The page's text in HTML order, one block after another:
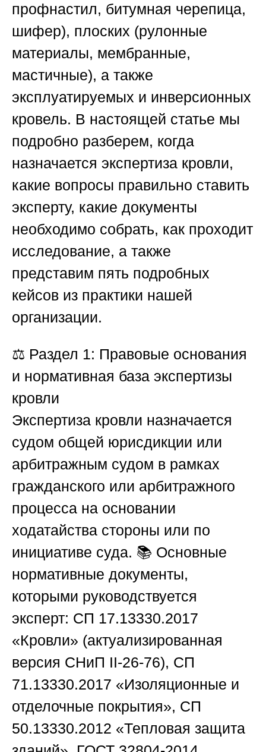
профнастил, битумная черепица,
шифер), плоских (рулонные
материалы, мембранные,
мастичные), а также
эксплуатируемых и инверсионных
кровель. В настоящей статье мы
подробно разберем, когда
назначается экспертиза кровли,
какие вопросы правильно ставить
эксперту, какие документы
необходимо собрать, как проходит
исследование, а также
представим пять подробных
кейсов из практики нашей
организации.
⚖️ Раздел 1: Правовые основания
и нормативная база экспертизы
кровли
Экспертиза кровли назначается
судом общей юрисдикции или
арбитражным судом в рамках
гражданского или арбитражного
процесса на основании
ходатайства стороны или по
инициативе суда. 📚 Основные
нормативные документы,
которыми руководствуется
эксперт: СП 17.13330.2017
«Кровли» (актуализированная
версия СНиП II-26-76), СП
71.13330.2017 «Изоляционные и
отделочные покрытия», СП
50.13330.2012 «Тепловая защита